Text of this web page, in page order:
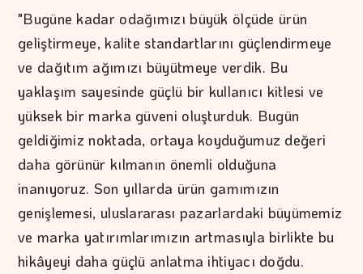
"Bugüne kadar odağımızı büyük ölçüde ürün
geliştirmeye, kalite standartlarını güçlendirmeye
ve dağıtım ağımızı büyütmeye verdik. Bu
yaklaşım sayesinde güçlü bir kullanıcı kitlesi ve
yüksek bir marka güveni oluşturduk. Bugün
geldiğimiz noktada, ortaya koyduğumuz değeri
daha görünür kılmanın önemli olduğuna
inanıyoruz. Son yıllarda ürün gamımızın
genişlemesi, uluslararası pazarlardaki büyümemiz
ve marka yatırımlarımızın artmasıyla birlikte bu
hikâyeyi daha güçlü anlatma ihtiyacı doğdu.